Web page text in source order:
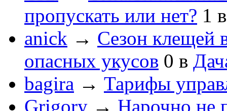
пропускать или нет? 1
anick → Сезон клещей
опасных укусов 0 в
bagira → Тарифы
Grigory → Нарочно не